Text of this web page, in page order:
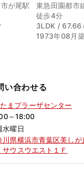
が尾駅
東急田園都市
徒歩4分
3LDK / 67.66
1973年08月
い合わせる
まプラーザセンター
～18:00
水曜日
川県横浜市青葉区美し
サウスウエスト１Ｆ